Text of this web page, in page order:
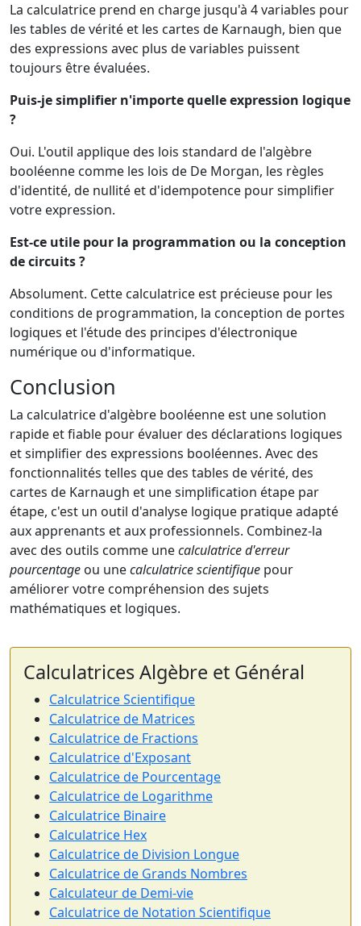
La calculatrice prend en charge jusqu'à 4 variables pour
les tables de vérité et les cartes de Karnaugh, bien que
des expressions avec plus de variables puissent
toujours être évaluées.
Puis-je simplifier n'importe quelle expression logique
?
Oui. L'outil applique des lois standard de l'algèbre
booléenne comme les lois de De Morgan, les règles
d'identité, de nullité et d'idempotence pour simplifier
votre expression.
Est-ce utile pour la programmation ou la conception
de circuits ?
Absolument. Cette calculatrice est précieuse pour les
conditions de programmation, la conception de portes
logiques et l'étude des principes d'électronique
numérique ou d'informatique.
Conclusion
La calculatrice d'algèbre booléenne est une solution
rapide et fiable pour évaluer des déclarations logiques
et simplifier des expressions booléennes. Avec des
fonctionnalités telles que des tables de vérité, des
cartes de Karnaugh et une simplification étape par
étape, c'est un outil d'analyse logique pratique adapté
aux apprenants et aux professionnels. Combinez-la
avec des outils comme unecalculatrice d'erreur
pourcentage ou unecalculatrice scientifique pour
améliorer votre compréhension des sujets
mathématiques et logiques.
Calculatrices Algèbre et Général
Calculatrice Scientifique
Calculatrice de Matrices
Calculatrice de Fractions
Calculatrice d'Exposant
Calculatrice de Pourcentage
Calculatrice de Logarithme
Calculatrice Binaire
Calculatrice Hex
Calculatrice de Division Longue
Calculatrice de Grands Nombres
Calculateur de Demi-vie
Calculatrice de Notation Scientifique